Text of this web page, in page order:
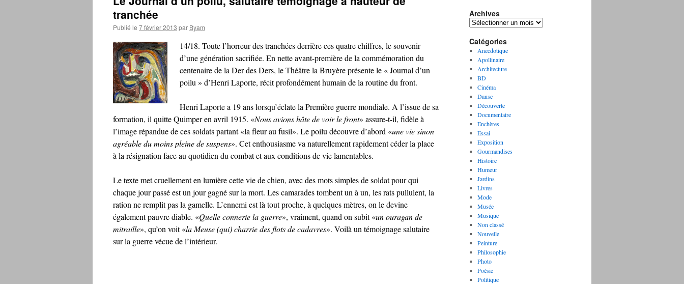
tranchée
Publié le 7 février 2013 par Byam
14/18. Toute l’horreur des tranchées derrière ces quatre chiffres, le souvenir
d’une génération sacrifiée. En nette avant-première de la commémoration du
centenaire de la Der des Ders, le Théâtre la Bruyère présente le « Journal d’un
poilu » d’Henri Laporte, récit profondément humain de la routine du front.
Henri Laporte a 19 ans lorsqu’éclate la Première guerre mondiale. A l’issue de sa
formation, il quitte Quimper en avril 1915. «Nous avions hâte de voir le front» assure-t-il, fidèle à
l’image répandue de ces soldats partant «la fleur au fusil». Le poilu découvre d’abord «une vie sinon
agréable du moins pleine de suspens». Cet enthousiasme va naturellement rapidement céder la place
à la résignation face au quotidien du combat et aux conditions de vie lamentables.
Le texte met cruellement en lumière cette vie de chien, avec des mots simples de soldat pour qui
chaque jour passé est un jour gagné sur la mort. Les camarades tombent un à un, les rats pullulent, la
ration ne remplit pas la gamelle. L’ennemi est là tout proche, à quelques mètres, on le devine
également pauvre diable. «Quelle connerie la guerre», vraiment, quand on subit «un ouragan de
mitraille», qu’on voit «la Meuse (qui) charrie des flots de cadavres». Voilà un témoignage salutaire
sur la guerre vécue de l’intérieur.
Archives
A
c
h
i
v
e
s
Catégories
Anecdotique
Apollinaire
Architecture
BD
Cinéma
Danse
Découverte
Documentaire
Enchères
Essai
Exposition
Gourmandises
Histoire
Humeur
Jardins
Livres
Mode
Musée
Musique
Non classé
Nouvelle
Peinture
Philosophie
Photo
Poésie
Politique